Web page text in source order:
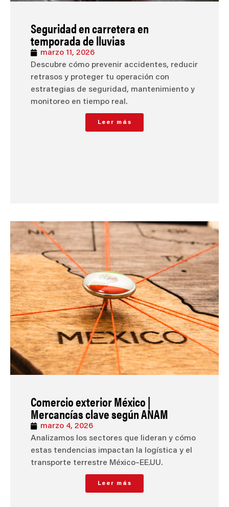
Seguridad en carretera en
temporada de lluvias
marzo 11, 2026
Descubre cómo prevenir accidentes, reducir
retrasos y proteger tu operación con
estrategias de seguridad, mantenimiento y
monitoreo en tiempo real.
Leer más
Comercio exterior México |
Mercancías clave según ANAM
marzo 4, 2026
Analizamos los sectores que lideran y cómo
estas tendencias impactan la logística y el
transporte terrestre México–EE.UU.
Leer más